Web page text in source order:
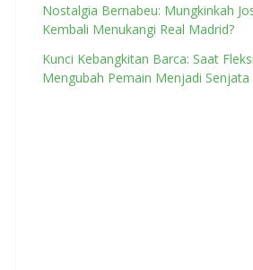
Nostalgia Bernabeu: Mungkinkah
Kembali Menukangi Real Madrid?
Kunci Kebangkitan Barca: Saat
Mengubah Pemain Menjadi